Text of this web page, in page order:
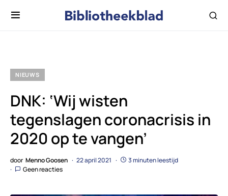
NIEUWS
DNK: ‘Wij wisten
tegenslagen coronacrisis in
2020 op te vangen’
door Menno Goosen 22 april 2021
3 minuten leestijd
Geen reacties